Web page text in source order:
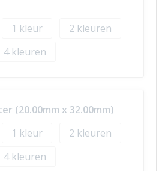
1
2
4
(20.00mm x 32.00mm)
1
2
4